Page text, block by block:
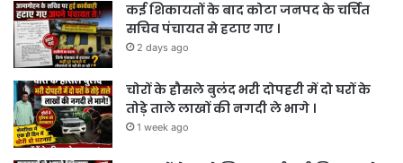
कई शिकायतों के बाद कोटा जनपद के चर्चित
सचिव पंचायत से हटाए गए ।
2 days ago
चोरों के हौसले बुलंद भरी दोपहरी में दो घरों के
तोड़े ताले लाखों की नगदी ले भागे ।
1 week ago